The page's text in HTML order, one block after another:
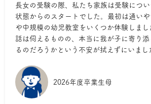
長女の受験の際、私たち家族は受験につ
状態からのスタートでした。最初は通い
や中規模の幼児教室をいくつか体験しま
話は伺えるものの、本当に我が子に寄り
るのだろうかという不安が拭えずにいまし
2026年度卒業生母